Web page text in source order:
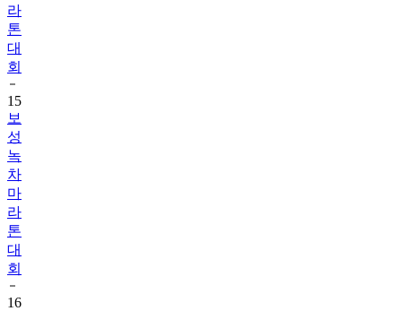
라
톤
대
회
15
보
성
녹
차
마
라
톤
대
회
16